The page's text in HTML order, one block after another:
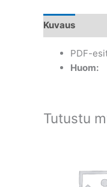
Kuvaus
PDF-
Huom:
Tutustu